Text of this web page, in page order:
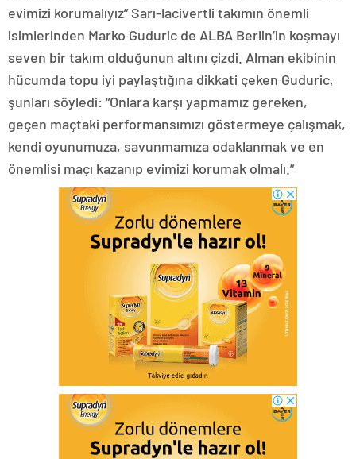
evimizi korumalıyız” Sarı-lacivertli takımın önemli
isimlerinden Marko Guduric de ALBA Berlin’in koşmayı
seven bir takım olduğunun altını çizdi. Alman ekibinin
hücumda topu iyi paylaştığına dikkati çeken Guduric,
şunları söyledi: “Onlara karşı yapmamız gereken,
geçen maçtaki performansımızı göstermeye çalışmak,
kendi oyunumuza, savunmamıza odaklanmak ve en
önemlisi maçı kazanıp evimizi korumak olmalı.”